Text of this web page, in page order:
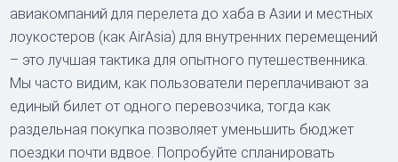
авиакомпаний для перелета до хаба в Азии и местных
лоукостеров (как AirAsia) для внутренних перемещений
– это лучшая тактика для опытного путешественника.
Мы часто видим, как пользователи переплачивают за
единый билет от одного перевозчика, тогда как
раздельная покупка позволяет уменьшить бюджет
поездки почти вдвое. Попробуйте спланировать